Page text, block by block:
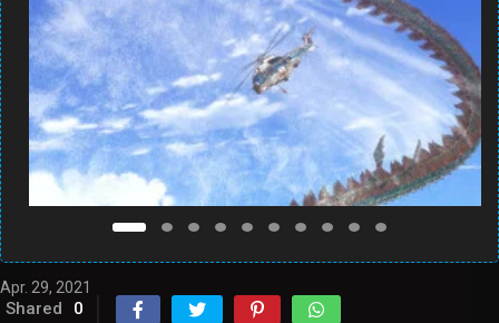
Apr. 29, 2021
Shared 0